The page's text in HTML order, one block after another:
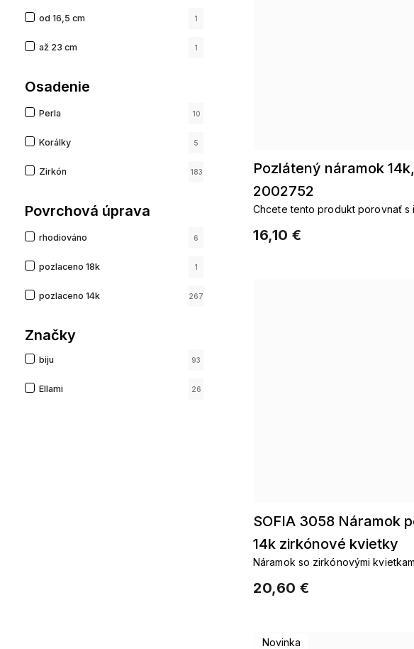
Značky
biju 93
Ellami 26
Šesťhran 1
Geometrický 108
od 16,5 cm 1
až 23 cm 1
Osadenie
Perla 10
Korálky 5
Zirkón 183
Povrchová úprava
rhodiováno 6
pozlaceno 18k 1
pozlaceno 14k 267
Pozlátený náramok
2002752
16,10 €
Chcete tento produkt porovnať s
reťazepozlátené
SOFIA 3058 Náramok
14k zirkónové kvietky
20,60 €
Náramok so zirkónovými
Novinka